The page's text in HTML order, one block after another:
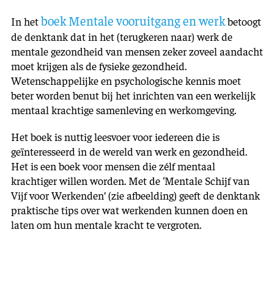
In hetboek Mentale vooruitgang en werkbetoogt
de denktank dat in het (terugkeren naar) werk de
mentale gezondheid van mensen zeker zoveel aandacht
moet krijgen als de fysieke gezondheid.
Wetenschappelijke en psychologische kennis moet
beter worden benut bij het inrichten van een werkelijk
mentaal krachtige samenleving en werkomgeving.
Het boek is nuttig leesvoer voor iedereen die is
geïnteresseerd in de wereld van werk en gezondheid.
Het is een boek voor mensen die zélf mentaal
krachtiger willen worden. Met de ‘Mentale Schijf van
Vijf voor Werkenden’ (zie afbeelding) geeft de denktank
praktische tips over wat werkenden kunnen doen en
laten om hun mentale kracht te vergroten.